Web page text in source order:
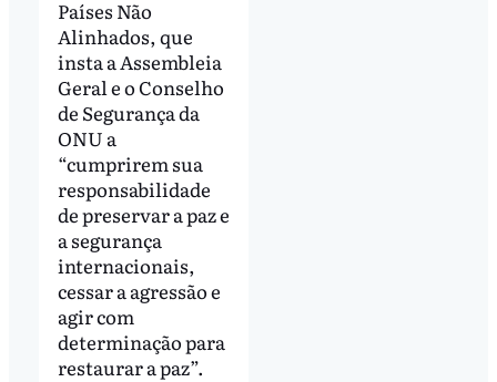
Países Não
Alinhados, que
insta a Assembleia
Geral e o Conselho
de Segurança da
ONU a
“cumprirem sua
responsabilidade
de preservar a paz e
a segurança
internacionais,
cessar a agressão e
agir com
determinação para
restaurar a paz”.